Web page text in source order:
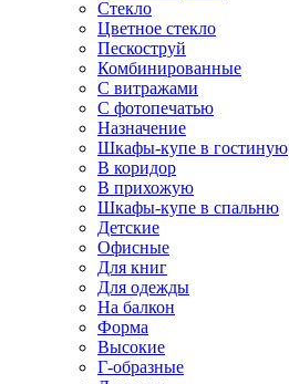
Стекло
Цветное стекло
Пескоструй
Комбинированные
С витражами
С фотопечатью
Назначение
Шкафы-купе в гостиную
В коридор
В прихожую
Шкафы-купе в спальню
Детские
Офисные
Для книг
Для одежды
На балкон
Форма
Высокие
Г-образные